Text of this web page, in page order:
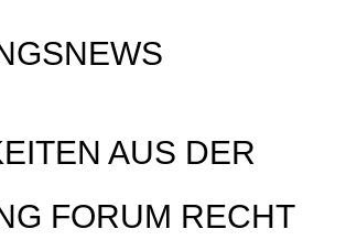
AUS DER
FORUM RECHT